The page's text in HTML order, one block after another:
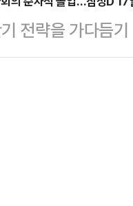
악성 미분양 주
년 9개월 만에
널에는 연속으
하는 영상이 업
타, 홍콩반점,
전략을 가다듬
, 삼성전기 등 주